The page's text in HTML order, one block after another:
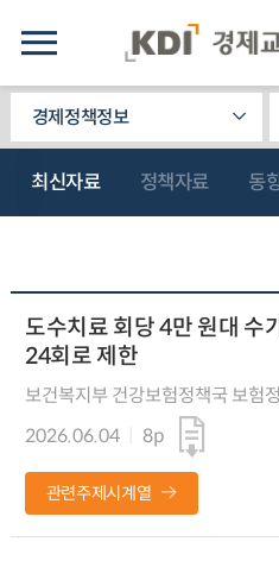
경제정책정보
최신자료 정책자료 동
도수치료 회당 4만 원대 수
24회로 제한
보건복지부 건강보험정책국 보험
2026.06.04
8p
관련주제시계열